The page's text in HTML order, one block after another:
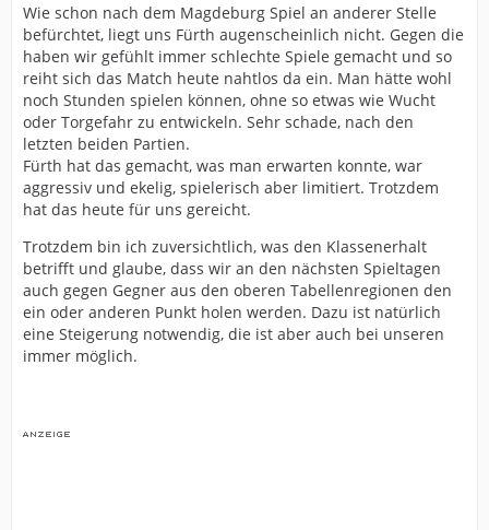
Wie schon nach dem Magdeburg Spiel an anderer Stelle
befürchtet, liegt uns Fürth augenscheinlich nicht. Gegen die
haben wir gefühlt immer schlechte Spiele gemacht und so
reiht sich das Match heute nahtlos da ein. Man hätte wohl
noch Stunden spielen können, ohne so etwas wie Wucht
oder Torgefahr zu entwickeln. Sehr schade, nach den
letzten beiden Partien.
Fürth hat das gemacht, was man erwarten konnte, war
aggressiv und ekelig, spielerisch aber limitiert. Trotzdem
hat das heute für uns gereicht.
Trotzdem bin ich zuversichtlich, was den Klassenerhalt
betrifft und glaube, dass wir an den nächsten Spieltagen
auch gegen Gegner aus den oberen Tabellenregionen den
ein oder anderen Punkt holen werden. Dazu ist natürlich
eine Steigerung notwendig, die ist aber auch bei unseren
immer möglich.